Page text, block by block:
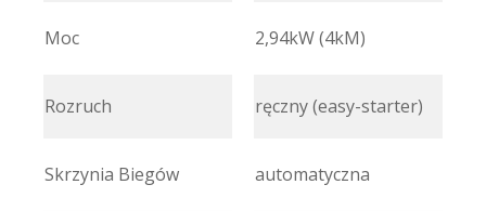
Moc 2,94kW (4kM)
Rozruch ręczny (easy-starter)
Skrzynia Biegów automatyczna